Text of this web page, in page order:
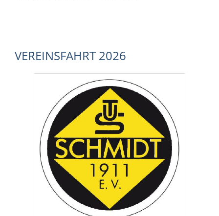
VEREINSFAHRT 2026